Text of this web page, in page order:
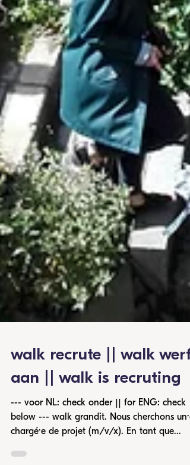
walk recrute || walk werft
aan || walk is recruting
--- voor NL: check onder || for ENG: check
below --- walk grandit. Nous cherchons un·e